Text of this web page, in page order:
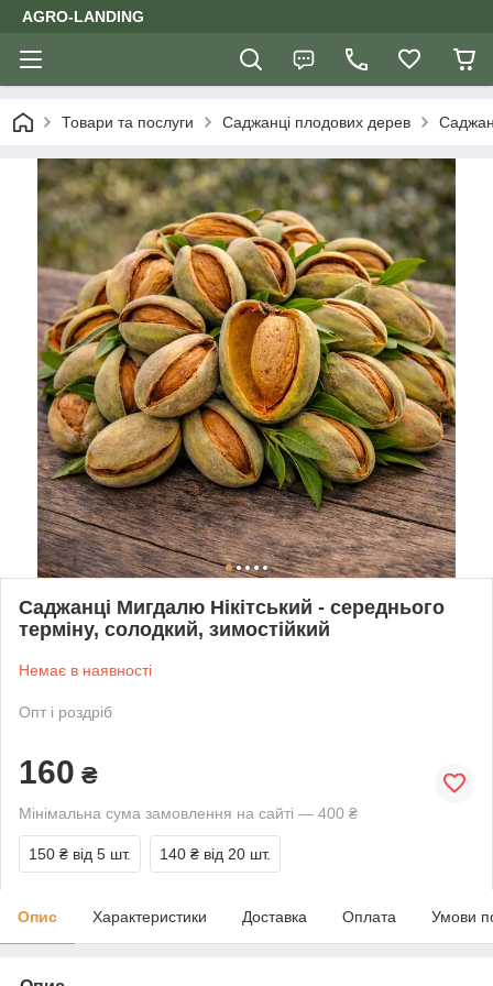
AGRO-LANDING
Товари та послуги Саджанці плодових дерев
Саджанці Мигдалю Нікітський - середнього
терміну, солодкий, зимостійкий
Немає в наявності
Опт і роздріб
160 ₴
Мінімальна сума замовлення на сайті — 400 ₴
150 ₴ від 5 шт. 140 ₴ від 20 шт.
Опис Характеристики Доставка Оплата Умови